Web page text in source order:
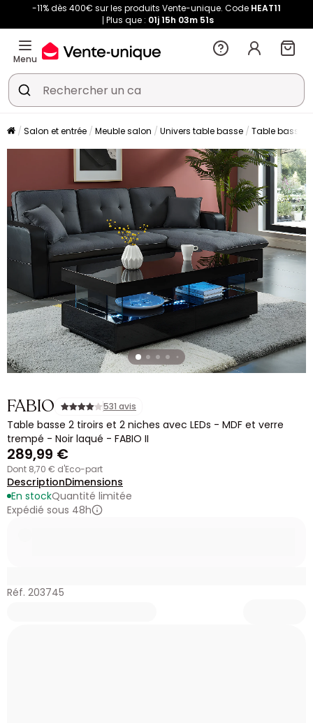
-11% dès 400€ sur les produits Vente-unique. Code HEAT11
Plus que : 01j 15h 03m 51s
Menu
Salon et entrée Meuble salon Univers table basse Table basse
FABIO 531 avis
Table basse 2 tiroirs et 2 niches avec LEDs - MDF et verre
trempé - Noir laqué - FABIO II
289,99 €
dont 8,70 € d'Eco-part
DescriptionDimensions
En stockQuantité limitée
Expédié sous 48h
Réf. 203745